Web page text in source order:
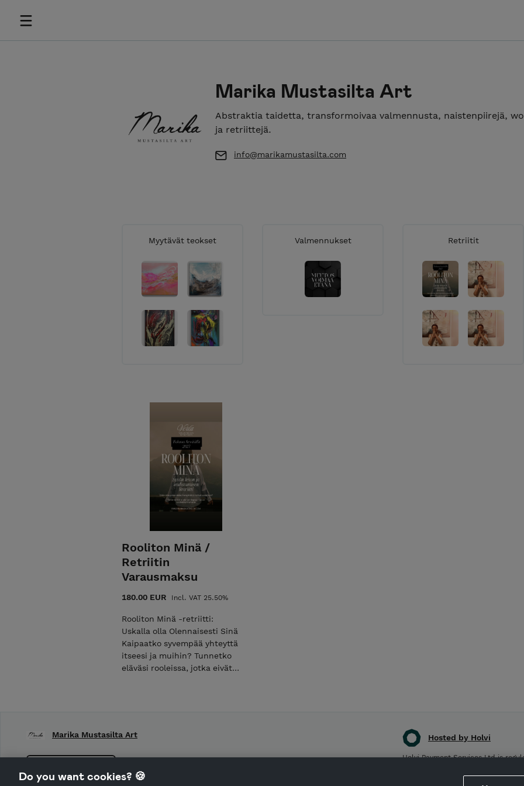
Marika Mustasilta Art
Abstraktia taidetta, transformoivaa valmennusta, naistenpiirejä,
ja retriittejä.
info@marikamustasilta.com
Myytävät teokset Valmennukset Retriitit
Rooliton Minä /
Retriitin
Varausmaksu
180.00 EUR Incl. VAT 25.50%
Rooliton Minä -retriitti:
Uskalla olla Olennaisesti Sinä
Kaipaatko syvempää yhteyttä
itseesi ja muihin? Tunnetko
eläväsi rooleissa, jotka eivät
ja itseään suojelevan sielun
etsimme samaa: aitoa
Hosted by Holvi
Holvi Payment Services Ltd is
Marika Mustasilta Art
Do you want cookies? 🍪